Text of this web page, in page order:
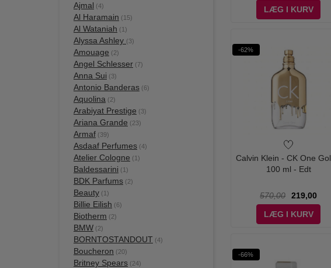
Ajmal (4)
Al Haramain (15)
Al Wataniah (1)
Alyssa Ashley (3)
Amouage (2)
Angel Schlesser (7)
Anna Sui (3)
Antonio Banderas (6)
Aquolina (2)
Arabiyat Prestige (3)
Ariana Grande (23)
Armaf (39)
Asdaaf Perfumes (4)
Atelier Cologne (1)
Baldessarini (1)
BDK Parfums (2)
Beauty (1)
Billie Eilish (6)
Biotherm (2)
BMW (2)
BORNTOSTANDOUT (4)
Boucheron (20)
Britney Spears (24)
LÆG I KURV
-62%
Calvin Klein - CK One
100 ml - Edt
570,00
219,00
LÆG I KURV
-66%